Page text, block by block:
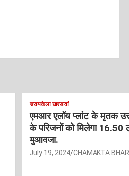
सरायकेला खरसावां
एमआर एलॉय प्लांट के मृतक
के परिजनों को मिलेगा 16.50
मुआवजा.
July 19, 2024 CHAMAKTA